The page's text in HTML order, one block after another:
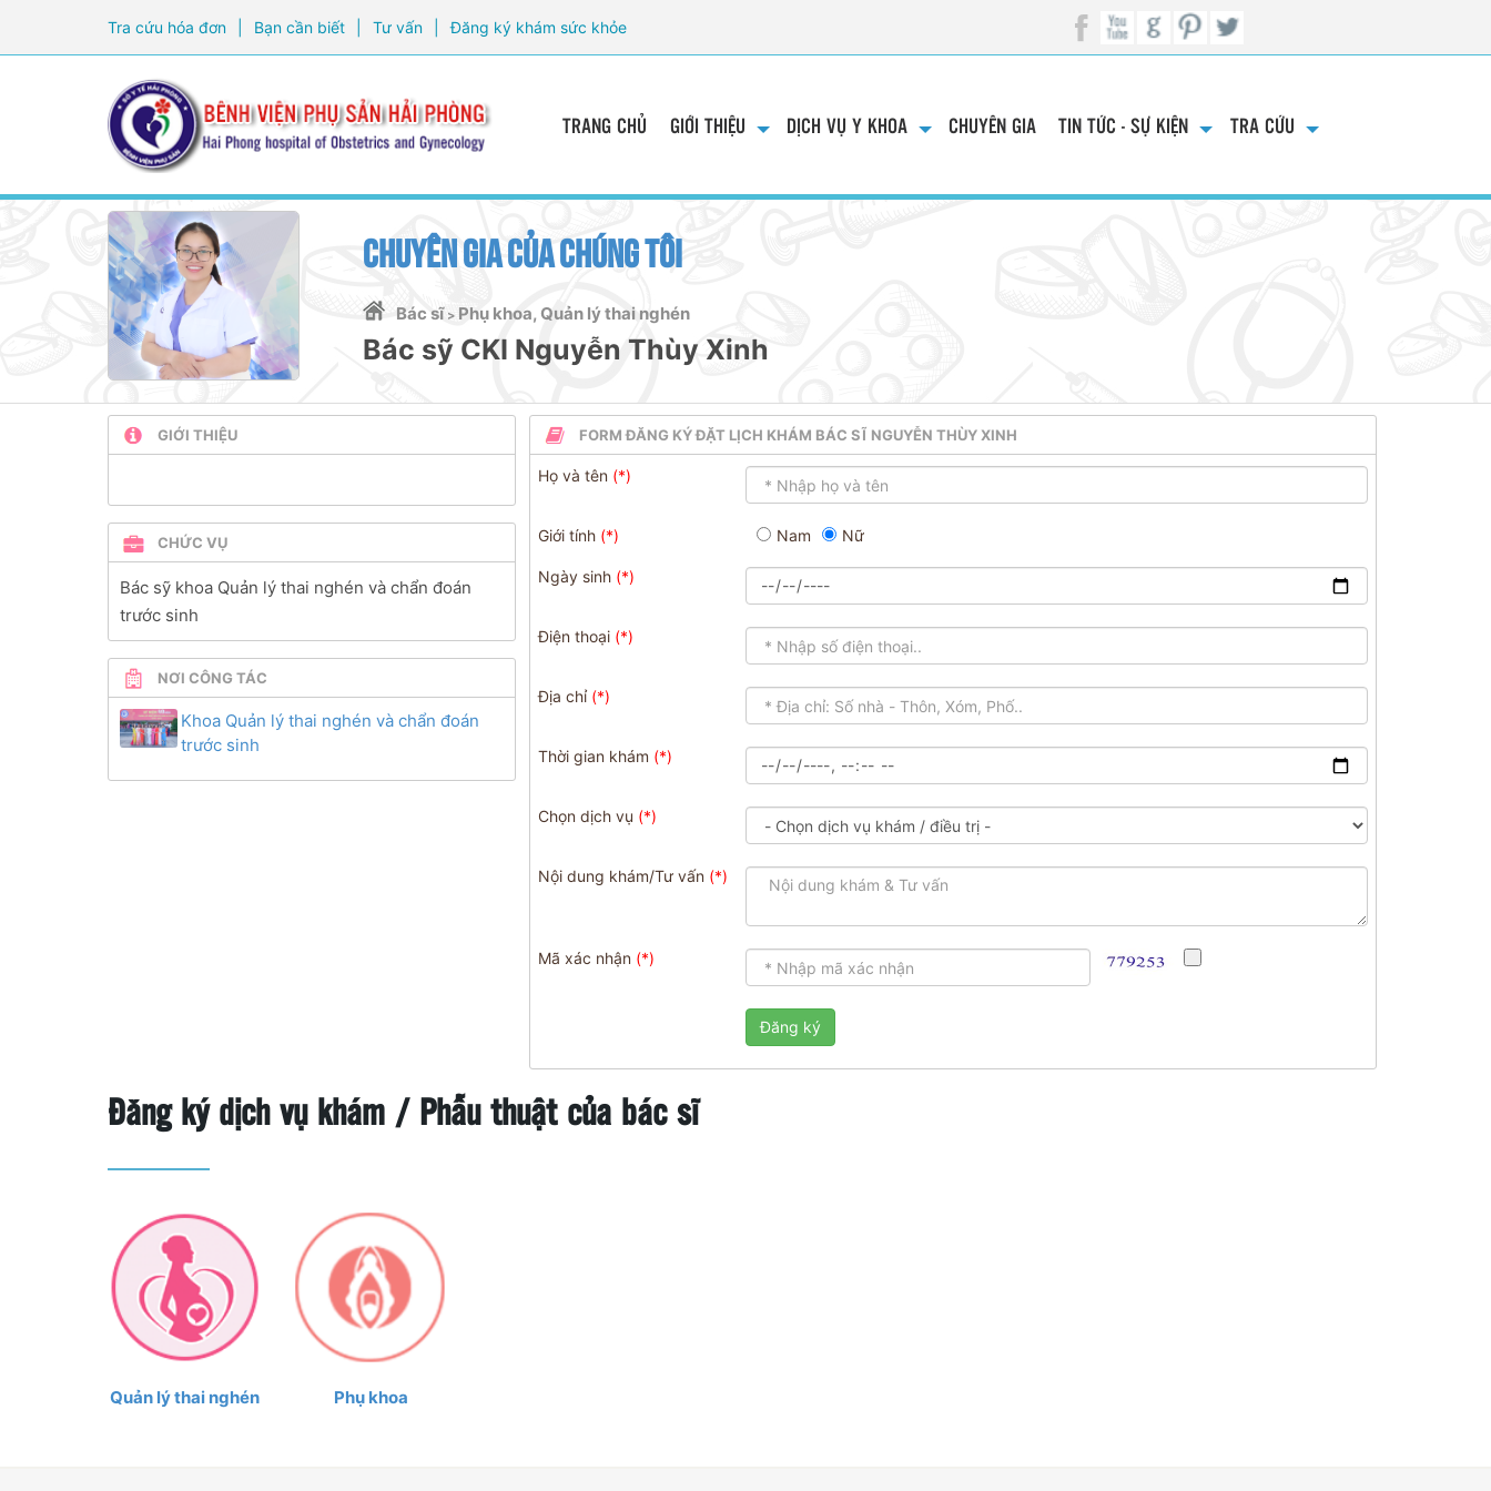
Tra cứu hóa đơn Bạn cần biết Tư vấn Đăng ký khám sức khỏe
TRANG CHỦ GIỚI THIỆU DỊCH VỤ Y KHOA CHUYÊN GIA TIN TỨC - SỰ KIỆN TRA CỨU
CHUYÊN GIA CỦA CHÚNG TÔI
Bác sĩ > Phụ khoa, Quản lý thai nghén
Bác sỹ CKI Nguyễn Thùy Xinh
GIỚI THIỆU
CHỨC VỤ
Bác sỹ khoa Quản lý thai nghén và chẩn đoán
trước sinh
NƠI CÔNG TÁC
Khoa Quản lý thai nghén và chẩn đoán
trước sinh
FORM ĐĂNG KÝ ĐẶT LỊCH KHÁM BÁC SĨ NGUYỄN THÙY XINH
Họ và tên
Giới tính Nam Nữ
Ngày sinh
Điện thoại
Địa chỉ
Thời gian khám
Chọn dịch vụ
Nội dung khám/Tư vấn
Mã xác nhận
Đăng ký dịch vụ khám / Phẫu thuật của bác sĩ
Quản lý thai nghén Phụ khoa